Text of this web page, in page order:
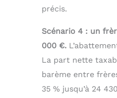
précis.
Scénario 4 : un
000 €.
La part nette
barème entre
35 % jusqu’à 24